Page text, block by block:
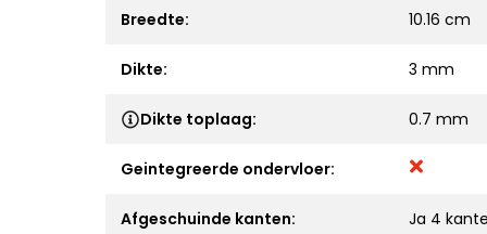
Breedte: 10.16 cm
Dikte: 3 mm
Dikte toplaag: 0.7 mm
Geintegreerde ondervloer:
Afgeschuinde kanten: Ja 4